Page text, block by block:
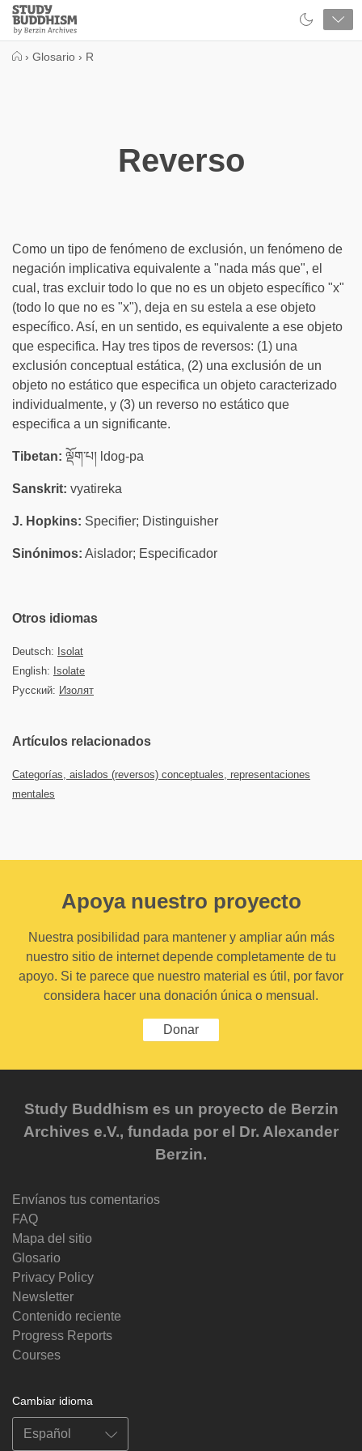
Close
Study
Buddhism
› Glosario › R
Reverso
Como un tipo de fenómeno de exclusión, un fenómeno de
negación implicativa equivalente a "nada más que", el
cual, tras excluir todo lo que no es un objeto específico "x"
(todo lo que no es "x"), deja en su estela a ese objeto
específico. Así, en un sentido, es equivalente a ese objeto
que especifica. Hay tres tipos de reversos: (1) una
exclusión conceptual estática, (2) una exclusión de un
objeto no estático que especifica un objeto caracterizado
individualmente, y (3) un reverso no estático que
especifica a un significante.
Tibetan: ལྡོག་པ། ldog-pa
Sanskrit: vyatireka
J. Hopkins: Specifier; Distinguisher
Sinónimos: Aislador; Especificador
Otros idiomas
Deutsch: Isolat
English: Isolate
Русский: Изолят
Artículos relacionados
Categorías, aislados (reversos) conceptuales, representaciones
mentales
Apoya nuestro proyecto
Nuestra posibilidad para mantener y ampliar aún más
nuestro sitio de internet depende completamente de tu
apoyo. Si te parece que nuestro material es útil, por favor
considera hacer una donación única o mensual.
Donar
Study Buddhism es un proyecto de Berzin
Archives e.V., fundada por el Dr. Alexander
Berzin.
Envíanos tus comentarios
FAQ
Mapa del sitio
Glosario
Privacy Policy
Newsletter
Contenido reciente
Progress Reports
Courses
Cambiar idioma